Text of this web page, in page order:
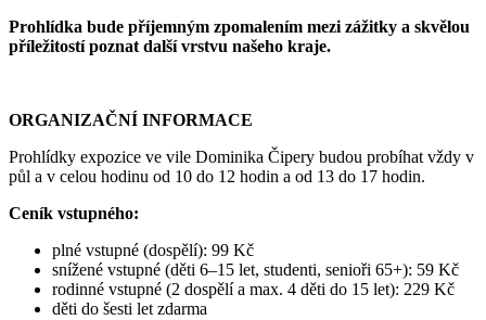
Prohlídka bude příjemným zpomalením mezi zážitky a skvělou
příležitostí poznat další vrstvu našeho kraje.
ORGANIZAČNÍ INFORMACE
Prohlídky expozice ve vile Dominika Čipery budou probíhat vždy v
půl a v celou hodinu od 10 do 12 hodin a od 13 do 17 hodin.
Ceník vstupného:
plné vstupné (dospělí): 99 Kč
snížené vstupné (děti 6–15 let, studenti, senioři 65+): 59 Kč
rodinné vstupné (2 dospělí a max. 4 děti do 15 let): 229 Kč
děti do šesti let zdarma